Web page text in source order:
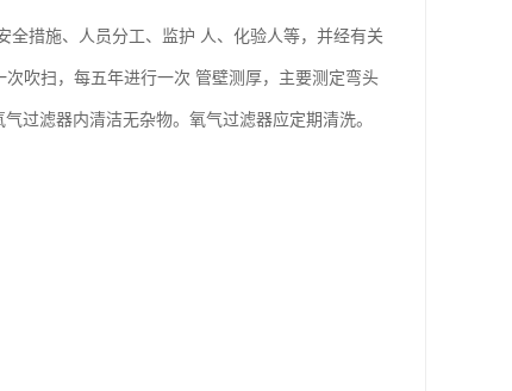
措施、人员分工、监护 人、化验人等，并经有关
吹扫，每五年进行一次 管壁测厚，主要测定弯头
过滤器内清洁无杂物。氧气过滤器应定期清洗。